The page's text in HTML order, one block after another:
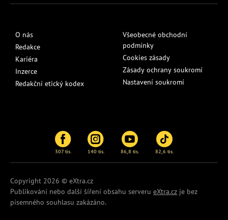
O nás
Redakce
Kariéra
Inzerce
Redakční etický kodex
Všeobecné obchodní
podmínky
Cookies zásady
Zásady ochrany soukromí
Nastavení soukromí
307 tis. 140 tis. 86,8 tis. 82,6 tis.
Copyright 2026 © eXtra.cz
Publikování nebo další šíření obsahu serveru eXtra.cz je bez
písemného souhlasu zakázáno.